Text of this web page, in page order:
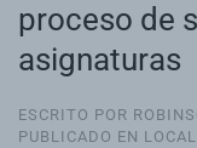
proceso de
asignaturas
ESCRITO POR
PUBLICADO EN